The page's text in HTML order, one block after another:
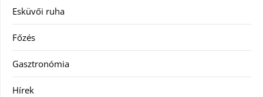
Esküvői ruha
Főzés
Gasztronómia
Hírek